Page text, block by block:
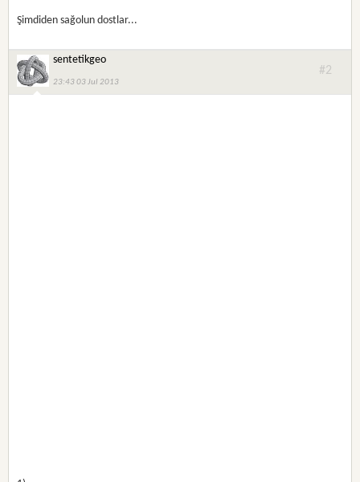
Şimdiden sağolun dostlar...
sentetikgeo
23:43 03 Jul 2013
#2